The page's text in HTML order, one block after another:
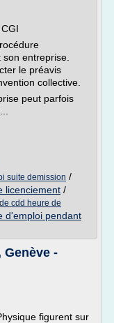
entreprise.
le préavis
collective.
peut parfois
suite demission /
licenciement /
cdd heure de
d'emploi pendant
-
figurent sur